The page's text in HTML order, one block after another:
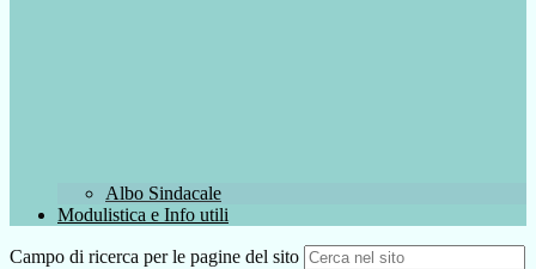
Albo Sindacale
Modulistica e Info utili
Campo di ricerca per le pagine del sito